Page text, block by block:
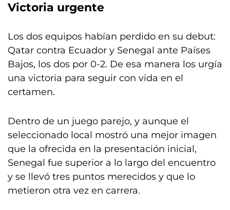
Victoria urgente
Los dos equipos habían perdido en su debut:
Qatar contra Ecuador y Senegal ante Países
Bajos, los dos por 0-2. De esa manera los urgía
una victoria para seguir con vida en el
certamen.
Dentro de un juego parejo, y aunque el
seleccionado local mostró una mejor imagen
que la ofrecida en la presentación inicial,
Senegal fue superior a lo largo del encuentro
y se llevó tres puntos merecidos y que lo
metieron otra vez en carrera.